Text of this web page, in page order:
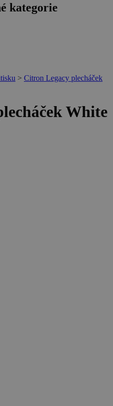
kategorie
> Citron Legacy plecháček
White